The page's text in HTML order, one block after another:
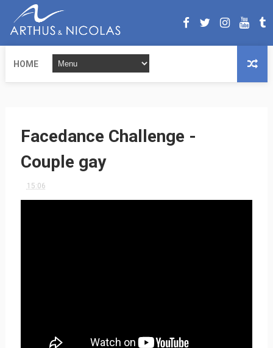
HOME
Facedance Challenge -
Couple gay
15:06